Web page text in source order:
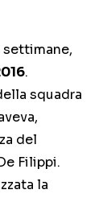
.
squadra
del
Filippi.
la